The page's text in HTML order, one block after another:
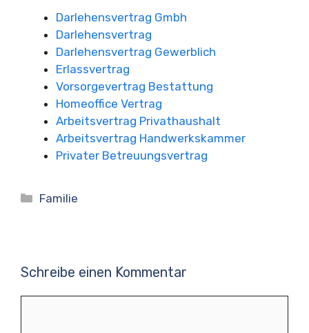
Darlehensvertrag Gmbh
Darlehensvertrag
Darlehensvertrag Gewerblich
Erlassvertrag
Vorsorgevertrag Bestattung
Homeoffice Vertrag
Arbeitsvertrag Privathaushalt
Arbeitsvertrag Handwerkskammer
Privater Betreuungsvertrag
Kategorien
Familie
Schreibe einen Kommentar